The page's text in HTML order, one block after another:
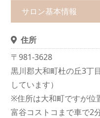
サロン基本情報
住所
〒981-3628
黒川郡大和町杜の丘3丁
しています）
※住所は大和町ですが位
富谷コストコまで車で2分